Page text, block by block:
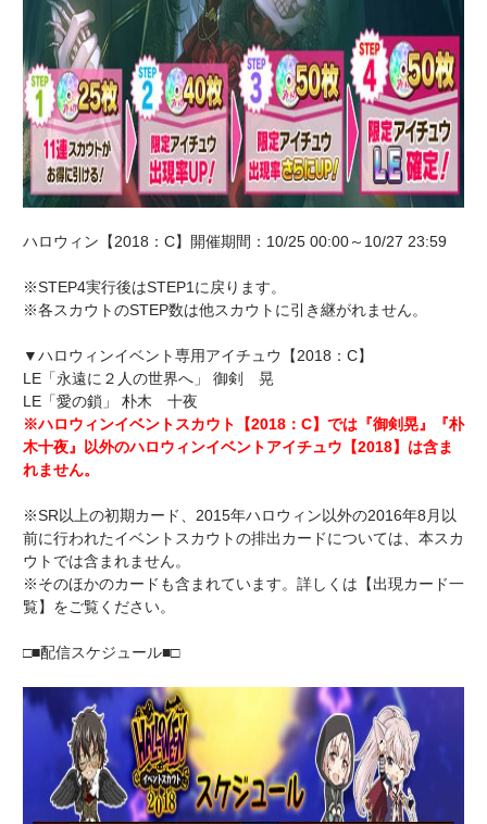
ハロウィン【2018：C】開催期間：10/25 00:00～10/27 23:59
※STEP4実行後はSTEP1に戻ります。
※各スカウトのSTEP数は他スカウトに引き継がれません。
▼ハロウィンイベント専用アイチュウ【2018：C】
LE「永遠に２人の世界へ」 御剣 晃
LE「愛の鎖」 朴木 十夜
※ハロウィンイベントスカウト【2018：C】では『御剣晃』『朴
木十夜』以外のハロウィンイベントアイチュウ【2018】は含ま
れません。
※SR以上の初期カード、2015年ハロウィン以外の2016年8月以
前に行われたイベントスカウトの排出カードについては、本スカ
ウトでは含まれません。
※そのほかのカードも含まれています。詳しくは【出現カード一
覧】をご覧ください。
□■配信スケジュール■□